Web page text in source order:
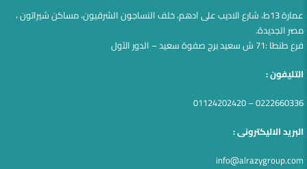
عمارة 13ط، شارع الاديب على ادهم، خلف النساجون الشرقيون، مساكن شيراتون ،
مصر الجديدة.
فرع طنطا :71 ش سعيد برج صفوة سعيد – الدور الآول
التليفون :
0222660336 – 01124202420
البريد الاليكترونى :
info@alrazygroup.com